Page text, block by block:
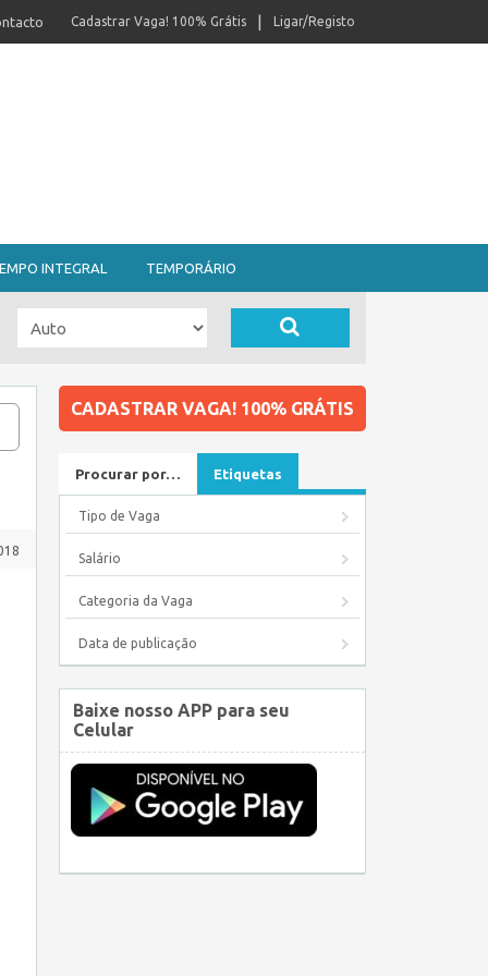
Ligar/Registo
Cadastrar Vaga! 100% Grátis
INTEGRAL TEMPORÁRIO
CADASTRAR VAGA! 100% GRÁTIS
Procurar por… Etiquetas
Tipo de Vaga
Salário
Categoria da Vaga
Data de publicação
Baixe nosso APP para seu
Celular